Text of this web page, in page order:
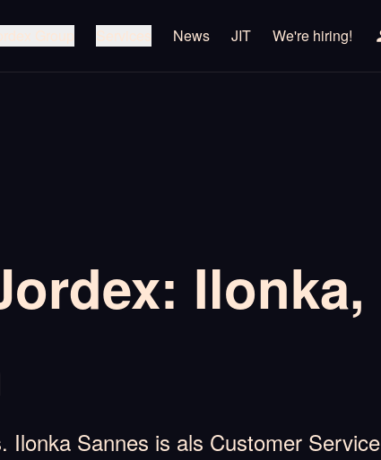
Group Services News JIT We're hiring!
Ilonka,
Ilonka Sannes is als Customer Service